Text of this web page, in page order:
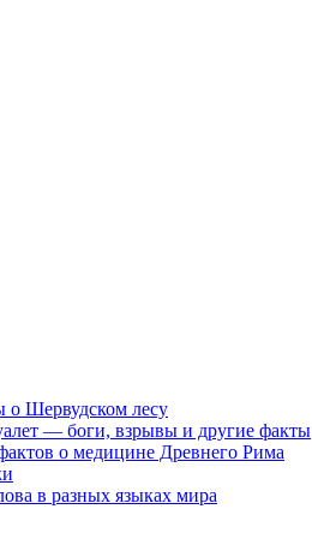
о Шервудском лесу
— боги, взрывы и другие факты
о медицине Древнего Рима
в разных языках мира